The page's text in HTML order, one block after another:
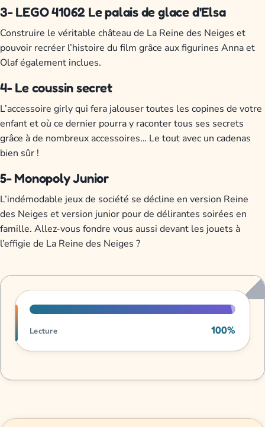
3- LEGO 41062 Le palais de glace d'Elsa
Construire le véritable château de La Reine des Neiges et
pouvoir recréer l’histoire du film grâce aux figurines Anna et
Olaf également inclues.
4- Le coussin secret
L’accessoire girly qui fera jalouser toutes les copines de votre
enfant et où ce dernier pourra y raconter tous ses secrets
grâce à de nombreux accessoires… Le tout avec un cadenas
bien sûr !
5- Monopoly Junior
L’indémodable jeux de société se décline en version Reine
des Neiges et version junior pour de délirantes soirées en
famille. Allez-vous fondre vous aussi devant les jouets à
l’effigie de La Reine des Neiges ?
Progression de lecture
Lecture 100%